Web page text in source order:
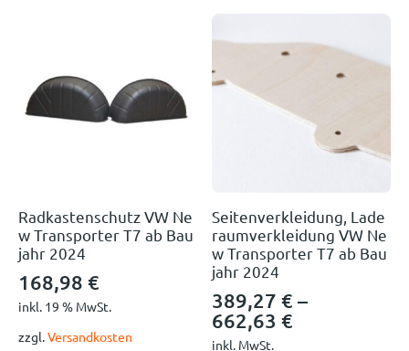
Radkastenschutz VW Ne
w Transporter T7 ab Bau
jahr 2024
168,98 €
inkl. 19 % MwSt.
zzgl.Versandkosten
Seitenverkleidung, Lade
raumverkleidung VW Ne
w Transporter T7 ab Bau
jahr 2024
389,27€ –
662,63€
inkl. MwSt.